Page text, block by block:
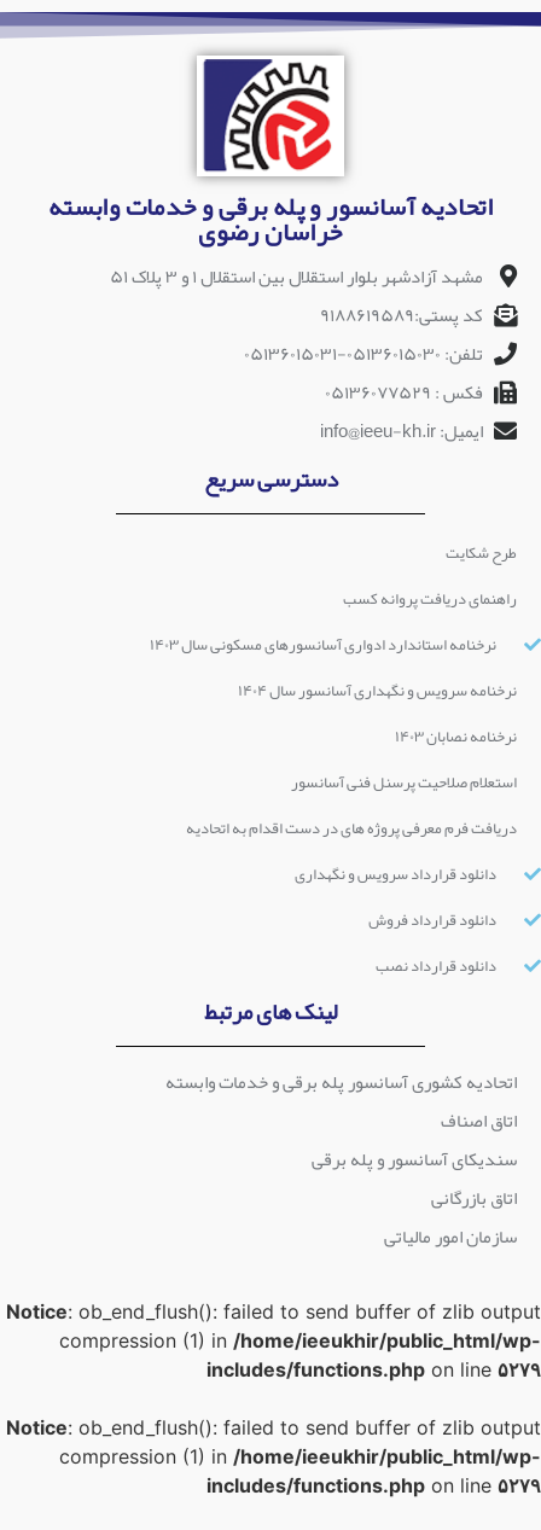
اتحادیه آسانسور و پله برقی و خدمات وابسته
خراسان رضوی
مشهد آزادشهر بلوار استقلال بین استقلال ۱ و ۳ پلاک ۵۱
کد پستی:۹۱۸۸۶۱۹۵۸۹
تلفن: ۰۵۱۳۶۰۱۵۰۳۰-۰۵۱۳۶۰۱۵۰۳۱
فکس : ۰۵۱۳۶۰۷۷۵۲۹
ایمیل: info@ieeu-kh.ir
دسترسی سریع
طرح شکایت
راهنمای دریافت پروانه کسب
نرخنامه استاندارد ادواری آسانسورهای مسکونی سال ۱۴۰۳
نرخنامه سرویس و نگهداری آسانسور سال ۱۴۰۴
نرخنامه نصابان ۱۴۰۳
استعلام صلاحیت پرسنل فنی آسانسور
دریافت فرم معرفی پروژه های در دست اقدام به اتحادیه
دانلود قرارداد سرویس و نگهداری
دانلود قرارداد فروش
دانلود قرارداد نصب
لینک های مرتبط
اتحادیه کشوری آسانسور پله برقی و خدمات وابسته
اتاق اصناف
سندیکای آسانسور و پله برقی
اتاق بازرگانی
سازمان امور مالیاتی
Notice : ob_end_flush(): failed to send buffer of zlib
compression (1) in/home/ieeukhir/public_html/
includes/functions.phpon line
Notice : ob_end_flush(): failed to send buffer of zlib
compression (1) in/home/ieeukhir/public_html/
includes/functions.phpon line